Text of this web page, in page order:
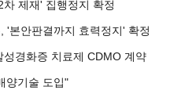
제재' 집행정지 확정
'본안판결까지 효력정지' 확정
경화증 치료제 CDMO 계약
양기술 도입"